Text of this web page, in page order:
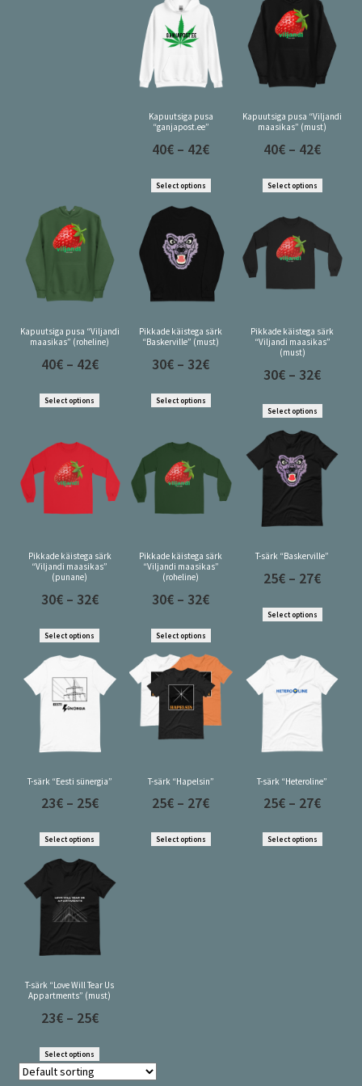
Kapuutsiga pusa
“ganjapost.ee”
40€ – 42€
Select options
Kapuutsiga pusa “Viljandi
maasikas” (must)
40€ – 42€
Select options
Kapuutsiga pusa “Viljandi
maasikas” (roheline)
40€– 42€
Select options
Pikkade käistega särk
“Baskerville” (must)
30€ – 32€
Select options
Pikkade käistega särk
“Viljandi maasikas”
(must)
30€ – 32€
Select options
Pikkade käistega särk
“Viljandi maasikas”
(punane)
30€– 32€
Select options
Pikkade käistega särk
“Viljandi maasikas”
(roheline)
30€ – 32€
Select options
T-särk “Baskerville”
25€ – 27€
Select options
T-särk “Eesti sünergia”
23€– 25€
Select options
T-särk “Hapelsin”
25€ – 27€
Select options
T-särk “Heteroline”
25€ – 27€
Select options
T-särk “Love Will Tear Us
Appartments” (must)
23€– 25€
Select options